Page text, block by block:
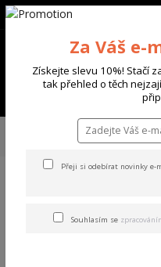
+420 702 136 620
PLAVKY
Board Shorts black 4XL
šortky
Za Váš e-
Získejte slevu 10%! Stačí
tak přehled o těch
Přeji si odebírat novinky e-
Souhlasím se